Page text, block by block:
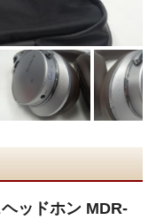
ッドホン MDR-